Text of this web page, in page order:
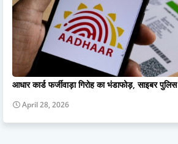
आधार कार्ड फर्जीवाड़ा गिरोह का भंडाफोड़, साइबर पुलिस
April 28, 2026